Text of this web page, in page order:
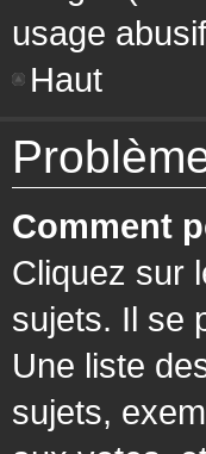
usage
Haut
Comment
Cliquez sur
sujets. Il se
Une liste
sujets,